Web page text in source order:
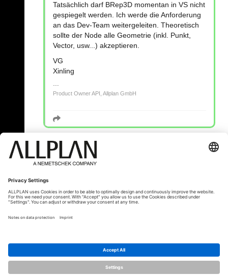
Tatsächlich darf BRep3D momentan in VS nicht
gespiegelt werden. Ich werde die Anforderung
an das Dev-Team weitergeleiten. Theoretisch
sollte der Node alle Geometrie (inkl. Punkt,
Vector, usw...) akzeptieren.
VG
Xinling
Product Owner API, Allplan GmbH
ALLPLAN je součástí skupiny
Group